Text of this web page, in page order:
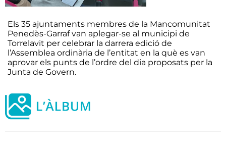
Els 35 ajuntaments membres de la Mancomunitat
Penedès-Garraf van aplegar-se al municipi de
Torrelavit per celebrar la darrera edició de
l’Assemblea ordinària de l’entitat en la què es van
aprovar els punts de l’ordre del dia proposats per la
Junta de Govern.